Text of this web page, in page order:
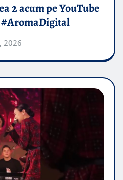
2 acum pe YouTube
2026